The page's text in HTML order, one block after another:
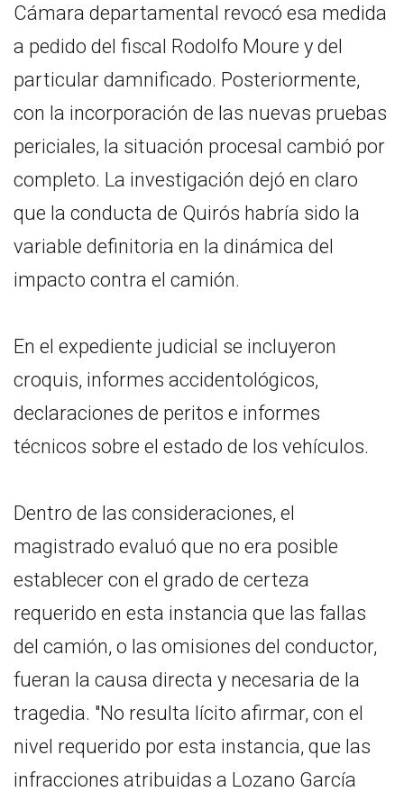
Cámara departamental revocó esa medida
a pedido del fiscal Rodolfo Moure y del
particular damnificado. Posteriormente,
con la incorporación de las nuevas pruebas
periciales, la situación procesal cambió por
completo. La investigación dejó en claro
que la conducta de Quirós habría sido la
variable definitoria en la dinámica del
impacto contra el camión.
En el expediente judicial se incluyeron
croquis, informes accidentológicos,
declaraciones de peritos e informes
técnicos sobre el estado de los vehículos.
Dentro de las consideraciones, el
magistrado evaluó que no era posible
establecer con el grado de certeza
requerido en esta instancia que las fallas
del camión, o las omisiones del conductor,
fueran la causa directa y necesaria de la
tragedia. "No resulta lícito afirmar, con el
nivel requerido por esta instancia, que las
infracciones atribuidas a Lozano García